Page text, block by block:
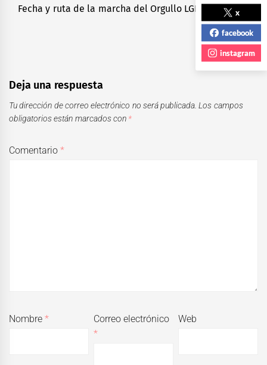
Next
Fecha y ruta de la marcha del Orgullo LGBT en CdMx
Deja una respuesta
Tu dirección de correo electrónico no será publicada. Los campos
obligatorios están marcados con *
Comentario*
Nombre*
Correo electrónico
*
Web
x
facebook
instagram